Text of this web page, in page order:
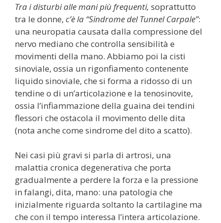
Tra i disturbi alle mani più frequenti, soprattutto
tra le donne, c’è la “Sindrome del Tunnel Carpale”:
una neuropatia causata dalla compressione del
nervo mediano che controlla sensibilità e
movimenti della mano. Abbiamo poi la cisti
sinoviale, ossia un rigonfiamento contenente
liquido sinoviale, che si forma a ridosso di un
tendine o di un’articolazione e la tenosinovite,
ossia l’infiammazione della guaina dei tendini
flessori che ostacola il movimento delle dita
(nota anche come sindrome del dito a scatto).
Nei casi più gravi si parla di artrosi, una
malattia cronica degenerativa che porta
gradualmente a perdere la forza e la pressione
in falangi, dita, mano: una patologia che
inizialmente riguarda soltanto la cartilagine ma
che con il tempo interessa l’intera articolazione.